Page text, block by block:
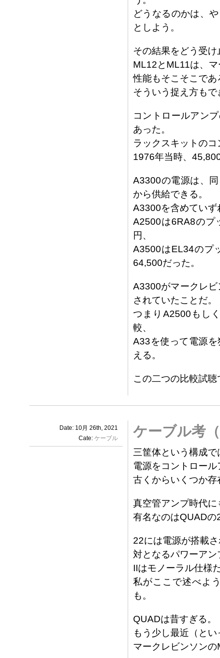
どうなるのかは、
としよう。
その結果をどう受け
ML12とML11は、
性能もそこそこで
そういう捉え方もで
コントロールアン
あった。
ラックスキットの
1976年当時、
A3300の電源は、
から供給できる。
A3300を含めていず
A2500は6RA8のプ
円、
A3500はEL34のプ
64,500だった。
A3300がマークレ
されていたことだ。
つまりA2500もし
較、
A33を使って電源
える。
この二つの比較試
Date: 10月 26th, 2021
Cate: ケーブル ケーブル考
三筐体という構成
電源をコントロー
古くからいくつか
真空管アンプ時代
有名なのはQUAD
22には電源が搭載
対となるパワーア
IIはモノーラル仕様
私がここで述べよ
も。
QUADは昔すぎる。
もう少し最近（と
マークレビンソン